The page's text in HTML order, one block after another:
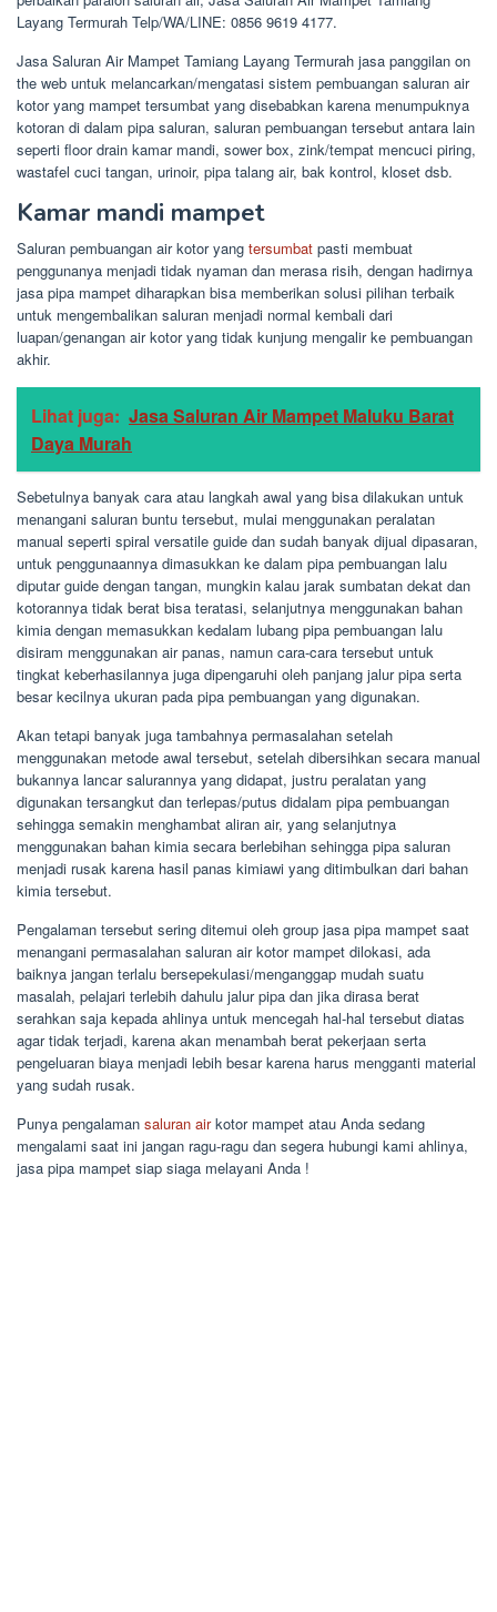
Layang Termurah Telp/WA/LINE: 0856 9619 4177.
Jasa Saluran Air Mampet Tamiang Layang Termurah jasa panggilan on
the web untuk melancarkan/mengatasi sistem pembuangan saluran air
kotor yang mampet tersumbat yang disebabkan karena menumpuknya
kotoran di dalam pipa saluran, saluran pembuangan tersebut antara lain
seperti floor drain kamar mandi, sower box, zink/tempat mencuci piring,
wastafel cuci tangan, urinoir, pipa talang air, bak kontrol, kloset dsb.
Kamar mandi mampet
Saluran pembuangan air kotor yang tersumbat pasti membuat
penggunanya menjadi tidak nyaman dan merasa risih, dengan hadirnya
jasa pipa mampet diharapkan bisa memberikan solusi pilihan terbaik
untuk mengembalikan saluran menjadi normal kembali dari
luapan/genangan air kotor yang tidak kunjung mengalir ke pembuangan
akhir.
Lihat juga: Jasa Saluran Air Mampet Maluku Barat
Daya Murah
Sebetulnya banyak cara atau langkah awal yang bisa dilakukan untuk
menangani saluran buntu tersebut, mulai menggunakan peralatan
manual seperti spiral versatile guide dan sudah banyak dijual dipasaran,
untuk penggunaannya dimasukkan ke dalam pipa pembuangan lalu
diputar guide dengan tangan, mungkin kalau jarak sumbatan dekat dan
kotorannya tidak berat bisa teratasi, selanjutnya menggunakan bahan
kimia dengan memasukkan kedalam lubang pipa pembuangan lalu
disiram menggunakan air panas, namun cara-cara tersebut untuk
tingkat keberhasilannya juga dipengaruhi oleh panjang jalur pipa serta
besar kecilnya ukuran pada pipa pembuangan yang digunakan.
Akan tetapi banyak juga tambahnya permasalahan setelah
menggunakan metode awal tersebut, setelah dibersihkan secara manual
bukannya lancar salurannya yang didapat, justru peralatan yang
digunakan tersangkut dan terlepas/putus didalam pipa pembuangan
sehingga semakin menghambat aliran air, yang selanjutnya
menggunakan bahan kimia secara berlebihan sehingga pipa saluran
menjadi rusak karena hasil panas kimiawi yang ditimbulkan dari bahan
kimia tersebut.
Pengalaman tersebut sering ditemui oleh group jasa pipa mampet saat
menangani permasalahan saluran air kotor mampet dilokasi, ada
baiknya jangan terlalu bersepekulasi/menganggap mudah suatu
masalah, pelajari terlebih dahulu jalur pipa dan jika dirasa berat
serahkan saja kepada ahlinya untuk mencegah hal-hal tersebut diatas
agar tidak terjadi, karena akan menambah berat pekerjaan serta
pengeluaran biaya menjadi lebih besar karena harus mengganti material
yang sudah rusak.
Punya pengalaman saluran airkotor mampet atau Anda sedang
mengalami saat ini jangan ragu-ragu dan segera hubungi kami ahlinya,
jasa pipa mampet siap siaga melayani Anda !